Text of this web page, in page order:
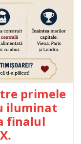
primele
iluminat
finalul